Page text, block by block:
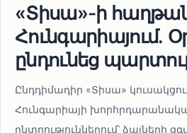
«Տիսա»-ի
Հունգարիայում․
ընդունեց
Ընդդիմադիր «Տիսա»
Հունգարիայի
ընտրություններում՝ ձայների